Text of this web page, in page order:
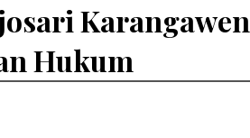
Karangawen
Hukum